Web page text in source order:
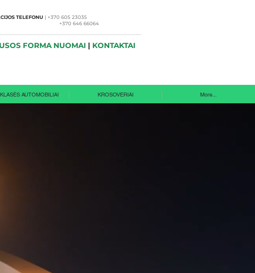
TELEFONU | +370 605 23035
646 66064
FORMA NUOMAI | KONTAKTAI
AUTOMOBILIAI KROSOVERIAI More...